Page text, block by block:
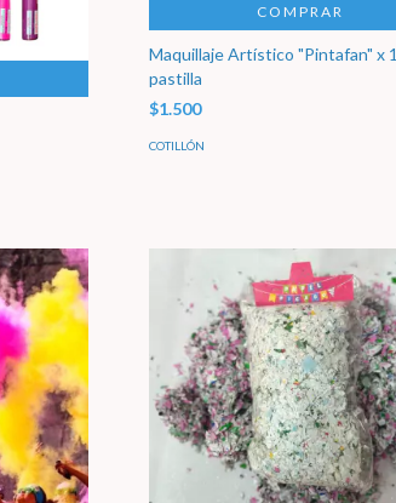
COMPRAR
Maquillaje Artístico "Pintafan" x 1
pastilla
$1.500
COTILLÓN